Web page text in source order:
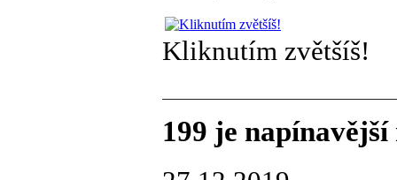
Kliknutím zvětšíš!
199 je napínavější